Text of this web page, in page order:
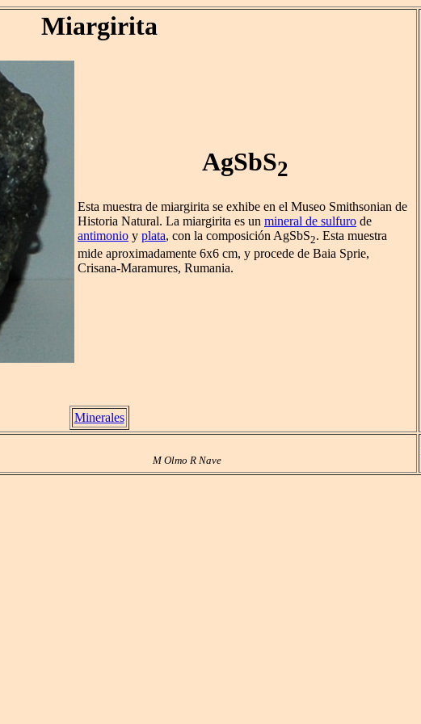
Miargirita
AgSbS2
Esta muestra de miargirita se exhibe en el Museo Smithsonian de
Historia Natural. La miargirita es un mineral de sulfuro de
antimonio y plata, con la composición AgSbS2. Esta muestra
mide aproximadamente 6x6 cm, y procede de Baia Sprie,
Crisana-Maramures, Rumania.
Minerales
M Olmo R Nave